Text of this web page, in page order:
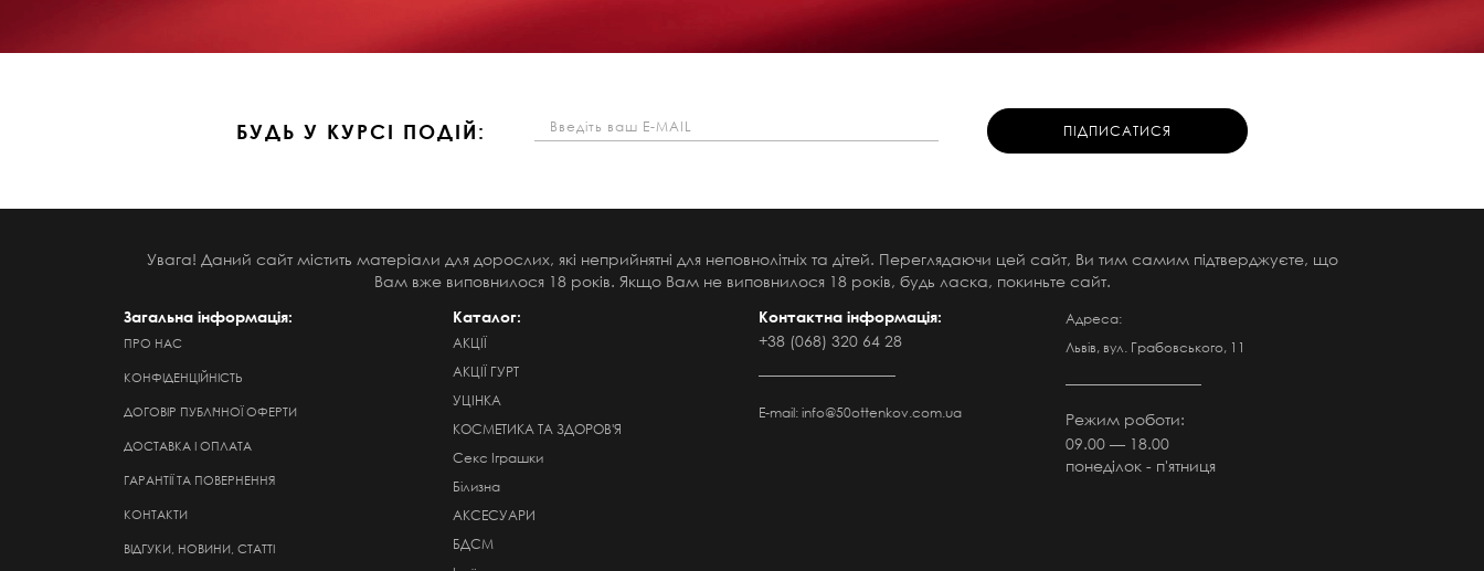
БУДЬ У КУРСІ ПОДІЙ:
Увага! Даний сайт містить матеріали для дорослих, які неприйнятні для неповнолітніх та дітей. Переглядаючи цей сайт, Ви тим самим підтверджуєте, що
Вам вже виповнилося 18 років. Якщо Вам не виповнилося 18 років, будь ласка, покиньте сайт.
Загальна інформація:
ПРО НАС
КОНФІДЕНЦІЙНІСТЬ
ДОГОВІР ПУБЛІЧНОЇ ОФЕРТИ
ДОСТАВКА І ОПЛАТА
ГАРАНТІЇ ТА ПОВЕРНЕННЯ
КОНТАКТИ
ВІДГУКИ, НОВИНИ, СТАТТІ
Каталог:
АКЦІЇ
АКЦІЇ ГУРТ
УЦІНКА
КОСМЕТИКА ТА ЗДОРОВ'Я
Секс Іграшки
Білизна
АКСЕСУАРИ
БДСМ
Контактна інформація:
+38 (068) 320 64 28
E-mail:info@50ottenkov.com.ua
Адреса:
Львів, вул. Грабовського, 11
Режим роботи:
09.00 — 18.00
понеділок - п'ятниця